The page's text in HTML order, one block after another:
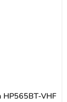
HP565BT-VHF